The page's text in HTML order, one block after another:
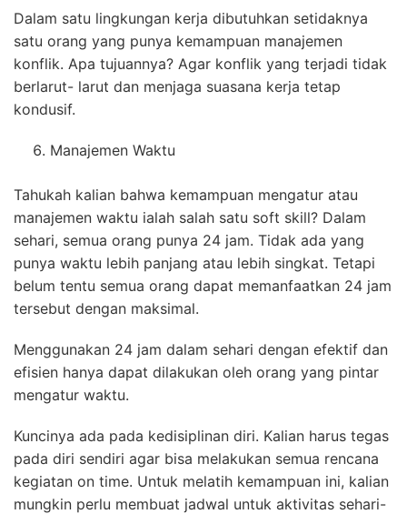
Dalam satu lingkungan kerja dibutuhkan setidaknya
satu orang yang punya kemampuan manajemen
konflik. Apa tujuannya? Agar konflik yang terjadi tidak
berlarut- larut dan menjaga suasana kerja tetap
kondusif.
Manajemen Waktu
Tahukah kalian bahwa kemampuan mengatur atau
manajemen waktu ialah salah satu soft skill? Dalam
sehari, semua orang punya 24 jam. Tidak ada yang
punya waktu lebih panjang atau lebih singkat. Tetapi
belum tentu semua orang dapat memanfaatkan 24 jam
tersebut dengan maksimal.
Menggunakan 24 jam dalam sehari dengan efektif dan
efisien hanya dapat dilakukan oleh orang yang pintar
mengatur waktu.
Kuncinya ada pada kedisiplinan diri. Kalian harus tegas
pada diri sendiri agar bisa melakukan semua rencana
kegiatan on time. Untuk melatih kemampuan ini, kalian
mungkin perlu membuat jadwal untuk aktivitas sehari-